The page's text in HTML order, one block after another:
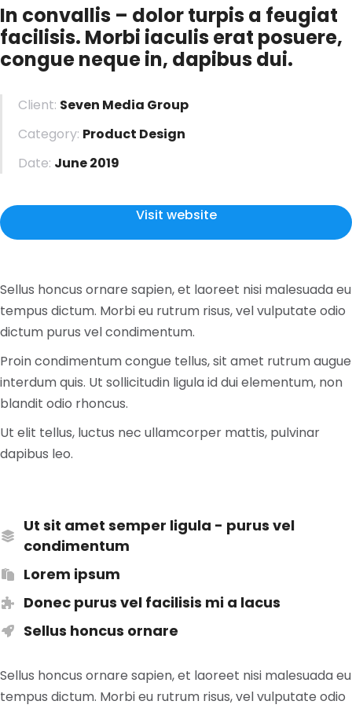
In convallis – dolor turpis a feugiat
facilisis. Morbi iaculis erat posuere,
congue neque in, dapibus dui.
Client: Seven Media Group
Category: Product Design
Date: June 2019
Visit website
Sellus honcus ornare sapien, et laoreet nisi malesuada eu
tempus dictum. Morbi eu rutrum risus, vel vulputate odio
dictum purus vel condimentum.
Proin condimentum congue tellus, sit amet rutrum augue
interdum quis. Ut sollicitudin ligula id dui elementum, non
blandit odio rhoncus.
Ut elit tellus, luctus nec ullamcorper mattis, pulvinar
dapibus leo.
Ut sit amet semper ligula - purus vel
condimentum
Lorem ipsum
Donec purus vel facilisis mi a lacus
Sellus honcus ornare
Sellus honcus ornare sapien, et laoreet nisi malesuada eu
tempus dictum. Morbi eu rutrum risus, vel vulputate odio